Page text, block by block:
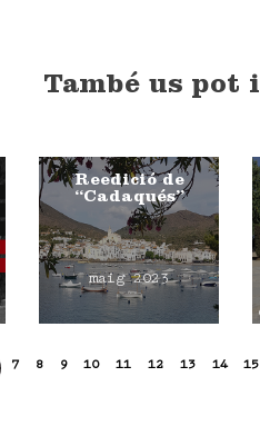
També us pot
Reedició de
“Cadaqués”
maig 2023
7 8 9 10 11 12 13 14 15